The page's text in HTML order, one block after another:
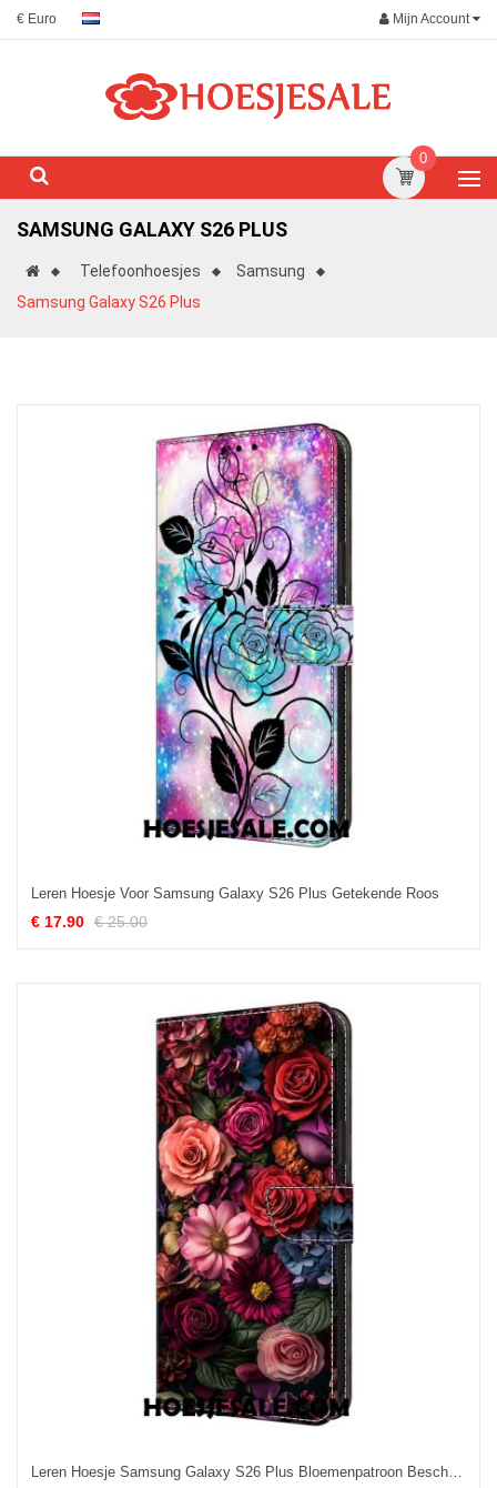
€ Euro Mijn Account
0
SAMSUNG GALAXY S26 PLUS
Telefoonhoesjes
Samsung
Samsung Galaxy S26 Plus
Leren Hoesje Voor Samsung Galaxy S26 Plus Getekende Roos
€ 17.90 € 25.00
Leren Hoesje Samsung Galaxy S26 Plus Bloemenpatroon Bescherming Hoesje